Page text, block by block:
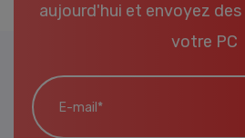
aujourd'hui et envoyez des
votre PC
E-mail*